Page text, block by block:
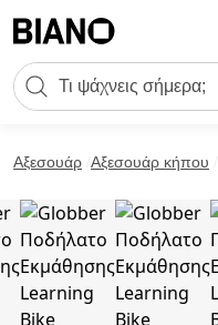
Πεδίο αναζήτησης
Αξεσουάρ Αξεσουάρ κήπου